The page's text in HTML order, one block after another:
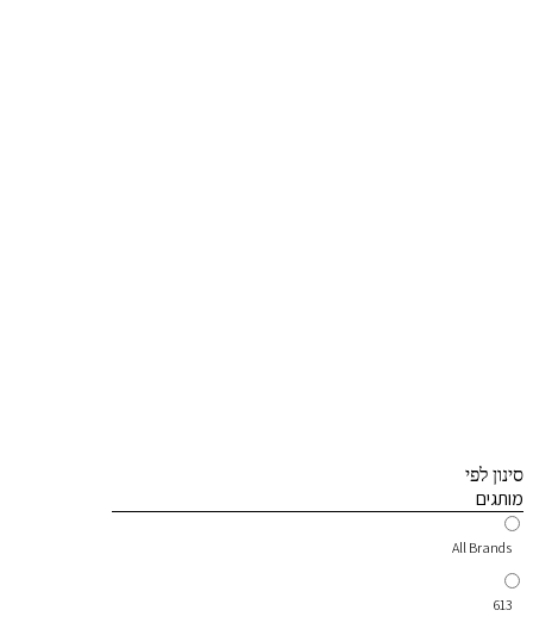
סינון לפי
מותגים
All Brands
613